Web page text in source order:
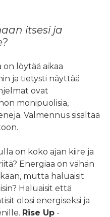
itsesi ja
löytää aikaa
ja tietysti näyttää
ovat
monipuolisia,
Valmennus sisältää
on koko ajan kiire ja
Energiaa on vähän
mutta haluaisit
Haluaisit että
olosi energiseksi ja
Rise Up -